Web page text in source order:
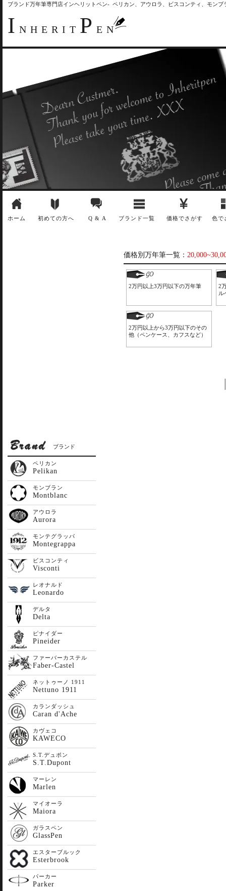
ブランド万年筆専門店インヘリットペン- ペリカン、アウロラ、ビスコンティ、モン
I NHERIT P EN
ホーム 初めての方へ Q & A ブランド一覧 価格でさがす 色で
価格別万年筆一覧：
2万円以上3万円以下の万年筆
2
ル
2万円以上から3万円以下のその
他（ペンケース、カフスなど）
ブランド
ペリカン
Pelikan
モンブラン
Montblanc
アウロラ
Aurora
モンテグラッパ
Montegrappa
ビスコンティ
Visconti
レオナルド
Leonardo
デルタ
Delta
ピナイダー
Pineider
ファーバーカステル
Faber-Castel
ネットゥーノ 1911
Nettuno 1911
カランダッシュ
Caran d'Ache
カヴェコ
KAWECO
S.T.デュポン
S.T.Dupont
マーレン
Marlen
マイオーラ
Maiora
ガラスペン
GlassPen
エスターブルック
Esterbrook
パーカー
Parker